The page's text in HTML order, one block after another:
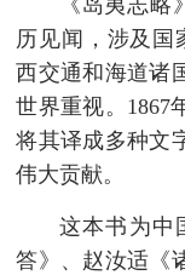
《岛夷志
历见闻，涉及国
西交通和海道诸
世界重视。1867
将其译成多种文
伟大贡献。
这本书为中
答》、赵汝适《